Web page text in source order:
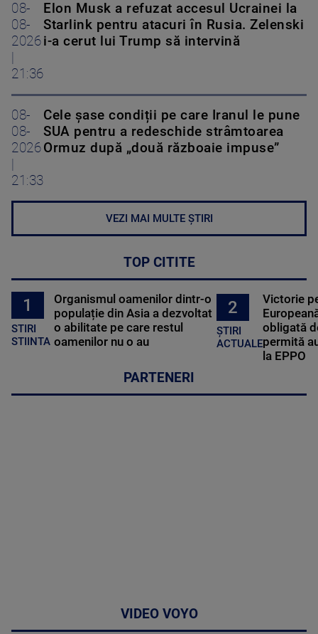
08-
08-
2026
21:36
Elon Musk a refuzat accesul Ucrainei la
Starlink pentru atacuri în Rusia. Zelenski
i-a cerut lui Trump să intervină
08-
08-
2026
21:33
Cele șase condiții pe care Iranul le pune
SUA pentru a redeschide strâmtoarea
Ormuz după „două războaie impuse”
VEZI MAI MULTE ȘTIRI
TOP CITITE
1
STIRI
STIINTA
Organismul oamenilor dintr-o
populație din Asia a dezvoltat
o abilitate pe care restul
oamenilor nu o au
2
ȘTIRI
ACTUALE
Victorie
obligată
permită
la EPPO
PARTENERI
VIDEO VOYO